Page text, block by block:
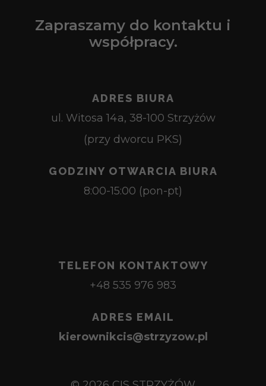
Zapraszamy do kontaktu i
współpracy.
ADRES BIURA
ul. Witosa 14a, 38-100 Strzyżów
(przy dworcu PKS)
GODZINY OTWARCIA BIURA
8:00-15:00 (pon-pt)
TELEFON KONTAKTOWY
+48 535 976 983
ADRES EMAIL
kierownikcis@strzyzow.pl